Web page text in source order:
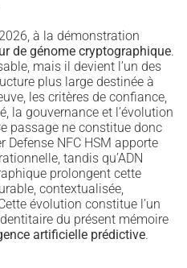
à la démonstration
de génome cryptographique.
mais il devient l’un des
plus large destinée à
les critères de confiance,
la gouvernance et l’évolution
passage ne constitue donc
Defense NFC HSM apporte
tandis qu’ADN
prolongent cette
contextualisée,
évolution constitue l’un
du présent mémoire
artificielle prédictive.